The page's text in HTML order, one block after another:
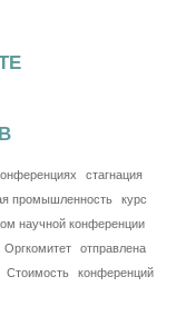
стагнация
промышленность
курс
научной конференции
Оргкомитет
отправлена
Стоимость
конференций